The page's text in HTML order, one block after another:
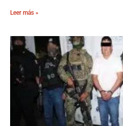
Leer más »